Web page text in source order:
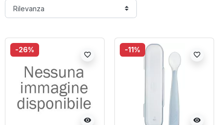
-26%
visibility
favorite_border
-11%
visibility
favorite_border